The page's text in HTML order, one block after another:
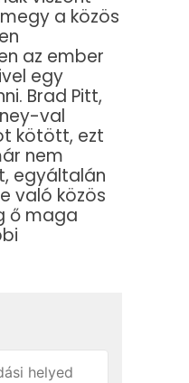
a közös
az ember
egy
Brad Pitt,
val
kötött, ezt
nem
egyáltalán
való közös
ő maga